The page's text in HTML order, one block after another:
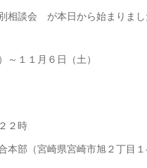
談会 が本日から始まりまし
～１１月６日（土）
２時
本部（宮崎県宮崎市旭２丁目１